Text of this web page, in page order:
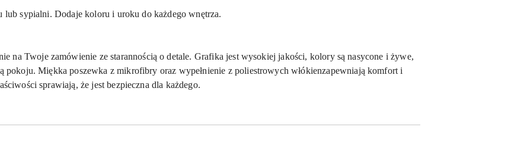
lub sypialni. Dodaje koloru i uroku do każdego wnętrza.
na Twoje zamówienie ze starannością o detale. Grafika jest wysokiej jakości, kolory są nasycone i żywe,
pokoju.Miękka poszewka z mikrofibry oraz wypełnienie z poliestrowych włókienzapewniają komfort i
sprawiają, że jest bezpieczna dla każdego.